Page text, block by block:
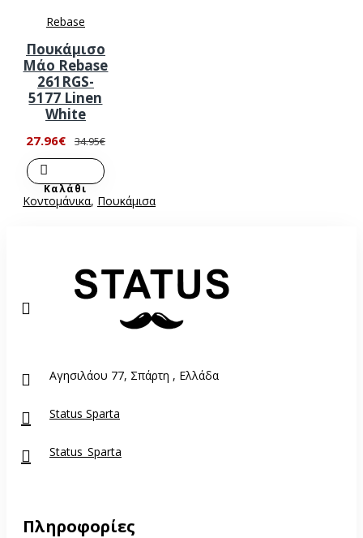
Rebase
Πουκάμισο
Μάο Rebase
261RGS-
5177 Linen
White
27.96€ 34.95€
Καλάθι
Κοντομάνικα, Πουκάμισα
Αγησιλάου 77, Σπάρτη , Ελλάδα
Status Sparta
Status_Sparta
Πληροφορίες